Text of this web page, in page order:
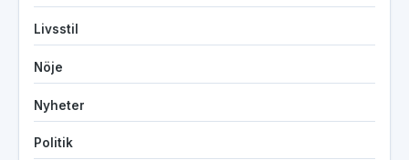
Livsstil
Nöje
Nyheter
Politik